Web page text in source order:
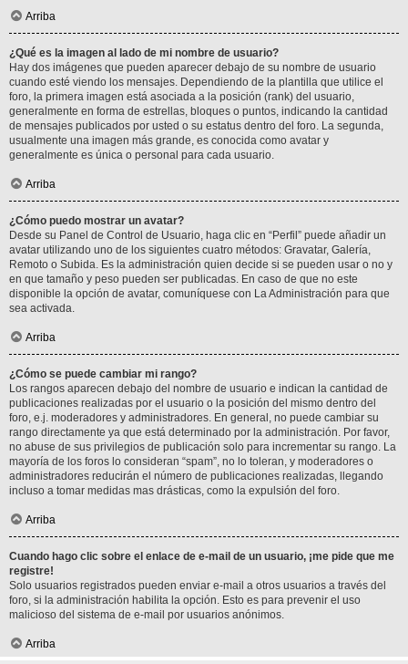
Arriba
¿Qué es la imagen al lado de mi nombre de usuario?
Hay dos imágenes que pueden aparecer debajo de su nombre de usuario
cuando esté viendo los mensajes. Dependiendo de la plantilla que utilice el
foro, la primera imagen está asociada a la posición (rank) del usuario,
generalmente en forma de estrellas, bloques o puntos, indicando la cantidad
de mensajes publicados por usted o su estatus dentro del foro. La segunda,
usualmente una imagen más grande, es conocida como avatar y
generalmente es única o personal para cada usuario.
Arriba
¿Cómo puedo mostrar un avatar?
Desde su Panel de Control de Usuario, haga clic en “Perfil” puede añadir un
avatar utilizando uno de los siguientes cuatro métodos: Gravatar, Galería,
Remoto o Subida. Es la administración quien decide si se pueden usar o no y
en que tamaño y peso pueden ser publicadas. En caso de que no este
disponible la opción de avatar, comuníquese con La Administración para que
sea activada.
Arriba
¿Cómo se puede cambiar mi rango?
Los rangos aparecen debajo del nombre de usuario e indican la cantidad de
publicaciones realizadas por el usuario o la posición del mismo dentro del
foro, e.j. moderadores y administradores. En general, no puede cambiar su
rango directamente ya que está determinado por la administración. Por favor,
no abuse de sus privilegios de publicación solo para incrementar su rango. La
mayoría de los foros lo consideran “spam”, no lo toleran, y moderadores o
administradores reducirán el número de publicaciones realizadas, llegando
incluso a tomar medidas mas drásticas, como la expulsión del foro.
Arriba
Cuando hago clic sobre el enlace de e-mail de un usuario, ¡me pide que me
registre!
Solo usuarios registrados pueden enviar e-mail a otros usuarios a través del
foro, si la administración habilita la opción. Esto es para prevenir el uso
malicioso del sistema de e-mail por usuarios anónimos.
Arriba